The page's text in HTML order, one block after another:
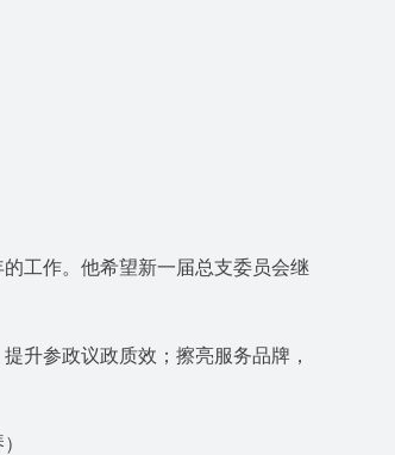
工作。他希望新一届总支委员会继
升参政议政质效；擦亮服务品牌，